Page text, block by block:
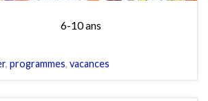
6-10 ans
, programmes, vacances